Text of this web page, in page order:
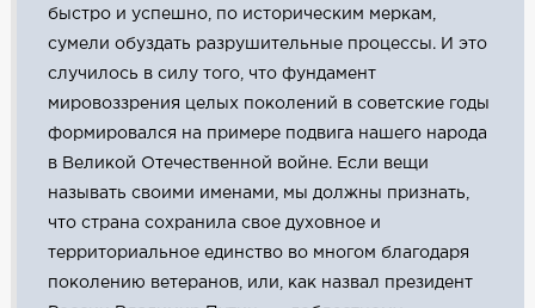
быстро и успешно, по историческим меркам,
сумели обуздать разрушительные процессы. И это
случилось в силу того, что фундамент
мировоззрения целых поколений в советские годы
формировался на примере подвига нашего народа
в Великой Отечественной войне. Если вещи
называть своими именами, мы должны признать,
что страна сохранила свое духовное и
территориальное единство во многом благодаря
поколению ветеранов, или, как назвал президент